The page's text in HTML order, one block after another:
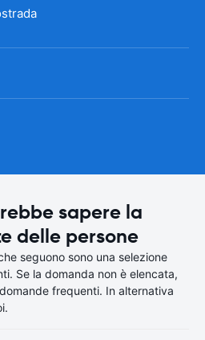
sapere la
delle persone
seguono sono una selezione
Se la domanda non è elencata,
frequenti. In alternativa